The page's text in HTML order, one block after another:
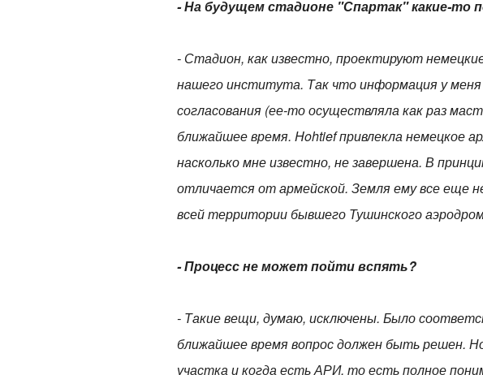
- На будущем стадионе "Спартак" какие-то
- Стадион, как известно, проектируют
нашего института. Так что информация у
согласования (ее-то осуществляла как раз
ближайшее время. Hohtief привлекла немецкое
насколько мне известно, не завершена. В
отличается от армейской. Земля ему все еще
всей территории бывшего Тушинского
- Процесс не может пойти вспять?
- Такие вещи, думаю, исключены. Было
ближайшее время вопрос должен быть решен.
участка и когда есть АРИ, то есть полное